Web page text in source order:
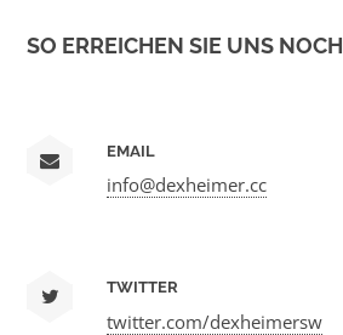
SO ERREICHEN SIE UNS NOCH
EMAIL
info@dexheimer.cc
TWITTER
twitter.com/dexheimersw